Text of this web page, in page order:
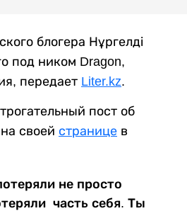
блогера Нұргелді
под ником Dragon,
передает Liter.kz.
пост об
своей странице в
не просто
часть себя. Ты